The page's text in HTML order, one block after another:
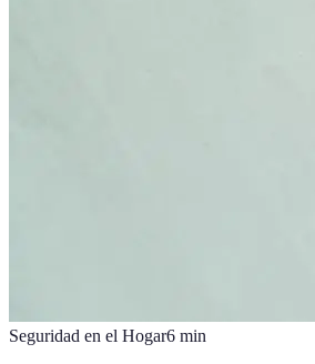
Seguridad en el Hogar6 min